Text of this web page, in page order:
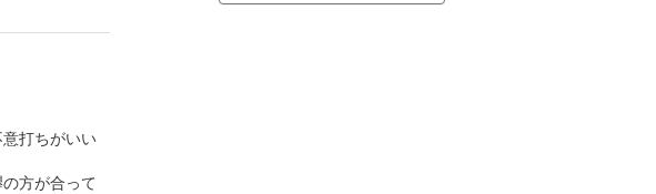
打ちがいい
方が合って